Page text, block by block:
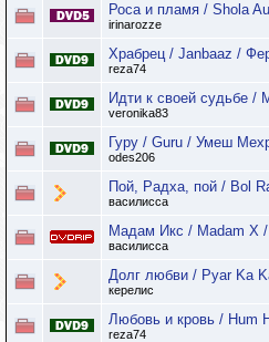
Роса и пламя / Shola
irinarozze
Храбрец / Janbaaz /
reza74
Идти к своей судьбе /
veronika83
Гуру / Guru / Умеш
odes206
Пой, Радха, пой / Bol
василисса
Мадам Икс / Madam X
василисса
Долг любви / Pyar Ka
керелис
Любовь и кровь / Hum
reza74